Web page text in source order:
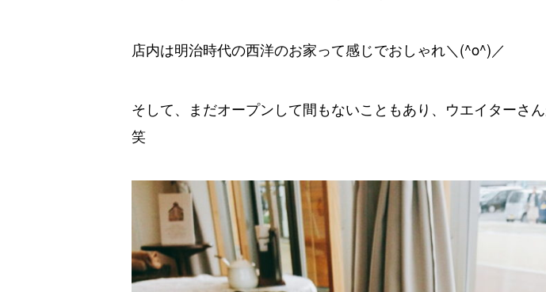
店内は明治時代の西洋のお家って感じでおしゃれ＼(^o^)／
そして、まだオープンして間もないこともあり、ウエイターさ
笑